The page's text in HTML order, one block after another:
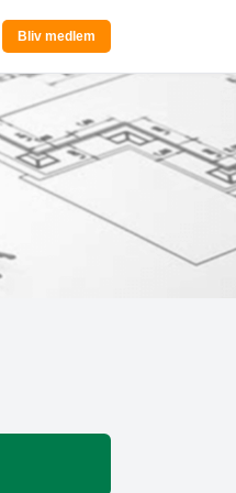
Bliv medlem